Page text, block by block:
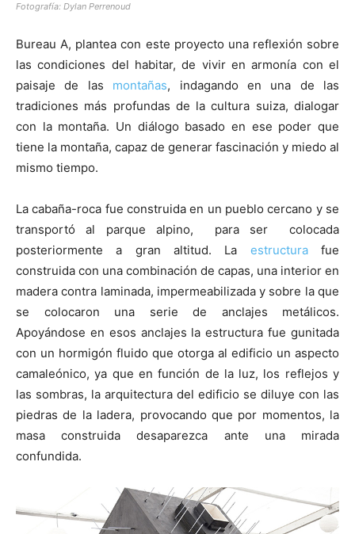
Fotografía: Dylan Perrenoud
Bureau A, plantea con este proyecto una reflexión sobre
las condiciones del habitar, de vivir en armonía con el
paisaje de las montañas, indagando en una de las
tradiciones más profundas de la cultura suiza, dialogar
con la montaña. Un diálogo basado en ese poder que
tiene la montaña, capaz de generar fascinación y miedo al
mismo tiempo.
La cabaña-roca fue construida en un pueblo cercano y se
transportó al parque alpino, para ser colocada
posteriormente a gran altitud. La estructurafue
construida con una combinación de capas, una interior en
madera contra laminada, impermeabilizada y sobre la que
se colocaron una serie de anclajes metálicos.
Apoyándose en esos anclajes la estructura fue gunitada
con un hormigón fluido que otorga al edificio un aspecto
camaleónico, ya que en función de la luz, los reflejos y
las sombras, la arquitectura del edificio se diluye con las
piedras de la ladera, provocando que por momentos, la
masa construida desaparezca ante una mirada
confundida.